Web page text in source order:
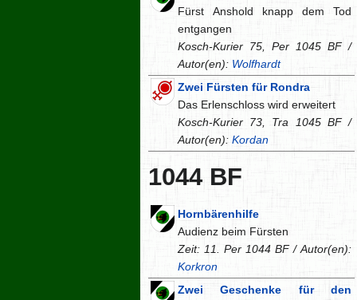
Fürst Anshold knapp dem Tod
entgangen
Kosch-Kurier 75, Per 1045 BF /
Autor(en): Wolfhardt
Zwei Fürsten für Rondra
Das Erlenschloss wird erweitert
Kosch-Kurier 73, Tra 1045 BF /
Autor(en): Kordan
1044 BF
Hornbärenhilfe
Audienz beim Fürsten
Zeit: 11. Per 1044 BF / Autor(en):
Korkron
Zwei Geschenke für den